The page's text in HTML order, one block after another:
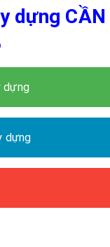
dựng CẦN
dựng
dựng